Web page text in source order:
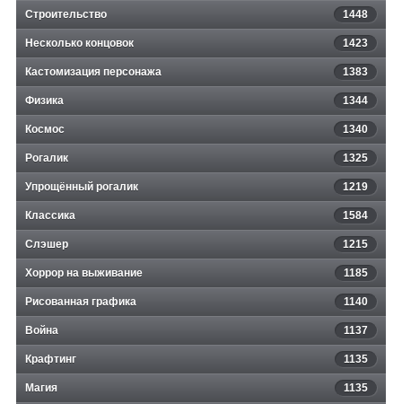
Строительство 1448
Несколько концовок 1423
Кастомизация персонажа 1383
Физика 1344
Космос 1340
Рогалик 1325
Упрощённый рогалик 1219
Классика 1584
Слэшер 1215
Хоррор на выживание 1185
Рисованная графика 1140
Война 1137
Крафтинг 1135
Магия 1135